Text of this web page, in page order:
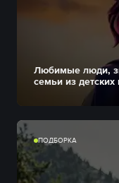
Любимые люди,
семьи из
ПОДБОРКА